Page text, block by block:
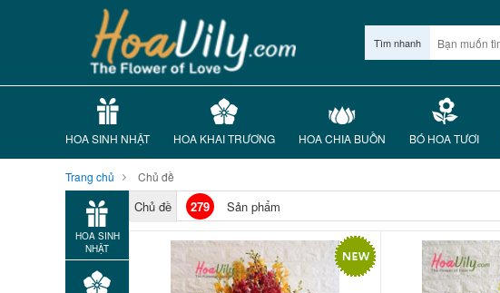
Tìm nhanh
HOA SINH NHẬT HOA KHAI TRƯƠNG HOA CHIA BUỒN BÓ HOA TƯƠI
Trang chủ Chủ đề
HOA SINH
NHẬT
Chủ đề 279 Sản phẩm